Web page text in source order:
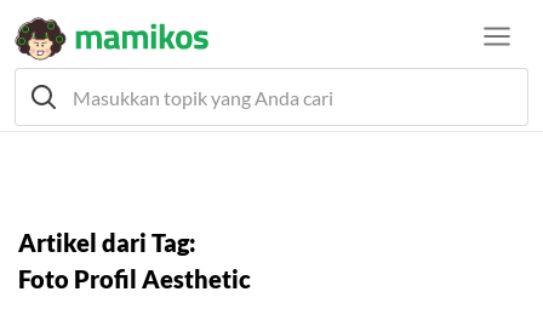
Artikel dari Tag:
Foto Profil Aesthetic